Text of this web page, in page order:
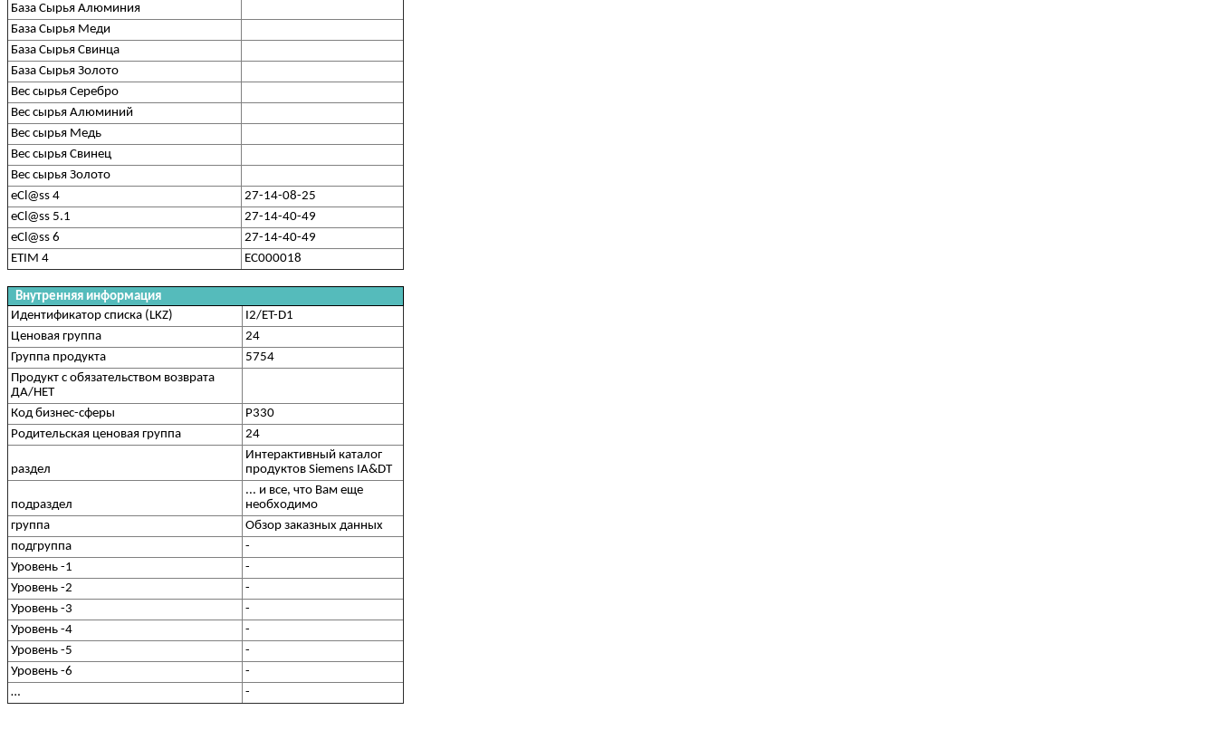
База Сырья Алюминия
База Сырья Меди
База Сырья Свинца
База Сырья Золото
Вес сырья Серебро
Вес сырья Алюминий
Вес сырья Медь
Вес сырья Свинец
Вес сырья Золото
eCl@ss 4
27-14-08-25
eCl@ss 5.1
27-14-40-49
eCl@ss 6
27-14-40-49
ETIM 4
EC000018
Внутренняя информация
Идентификатор списка (LKZ)
I2/ET-D1
Ценовая группа
24
Группа продукта
5754
Продукт с обязательством возврата
ДА/НЕТ
Код бизнес-сферы
P330
Родительская ценовая группа
24
раздел
Интерактивный каталог
продуктов Siemens IA&DT
подраздел
... и все, что Вам еще
необходимо
группа
Обзор заказных данных
подгруппа
-
Уровень -1
-
Уровень -2
-
Уровень -3
-
Уровень -4
-
Уровень -5
-
Уровень -6
-
…
-